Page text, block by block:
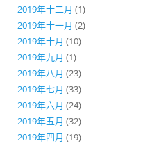
2019年十二月 (1)
2019年十一月 (2)
2019年十月 (10)
2019年九月 (1)
2019年八月 (23)
2019年七月 (33)
2019年六月 (24)
2019年五月 (32)
2019年四月 (19)